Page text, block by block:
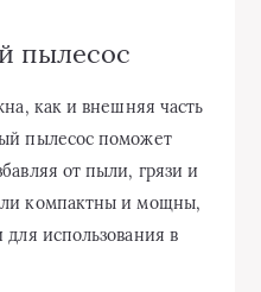
пылесос
как и внешняя часть
пылесос поможет
от пыли, грязи и
компактны и мощны,
использования в